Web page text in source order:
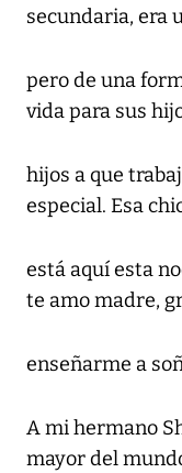
secundaria, era
pero de una
vida para sus
hijos a que
especial. Esa
está aquí esta
te amo madre,
enseñarme a
A mi hermano
mayor del